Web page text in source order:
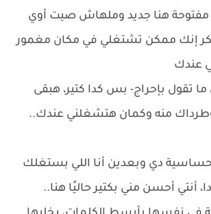
هنا جديد وملهاش صيت أوي
إنك ممكن تشتغلي في مكان مغمور
عندك
ما تقول بإحراج- بس كدا كتير، هبقى
منه وكمان هتشغلني عندك..
دي وبعدين أنا اللي بستغلك
أنتي أحسن مني بكتير حاليًا هنا..